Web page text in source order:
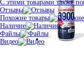
С этими товарами также
Отзывы
Похожие товары
Наличие
Файлы
Видео